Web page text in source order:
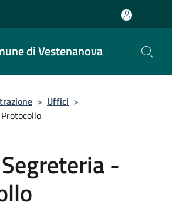
di Vestenanova
> Uffici >
-